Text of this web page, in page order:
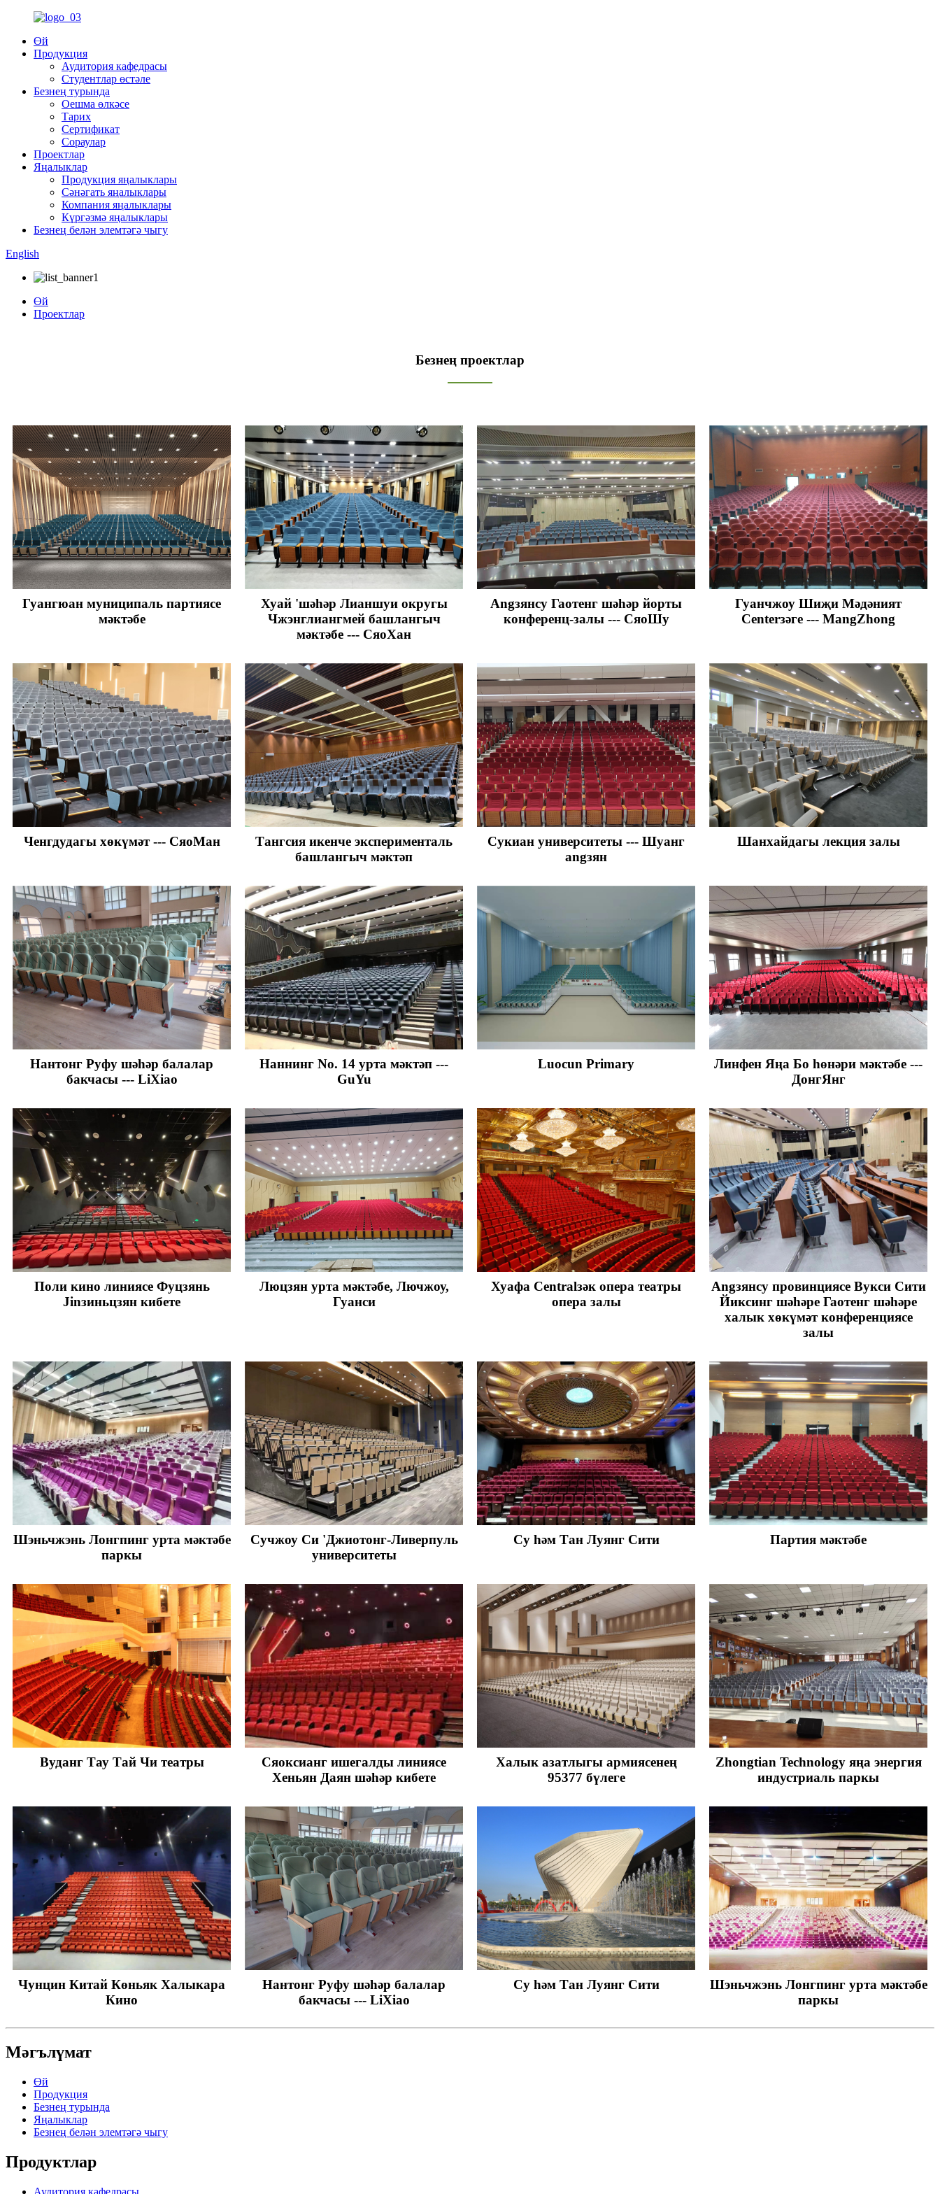
Өй
Продукция
Аудитория кафедрасы
Студентлар өстәле
Безнең турында
Оешма өлкәсе
Тарих
Сертификат
Сораулар
Проектлар
Яңалыклар
Продукция яңалыклары
Сәнәгать яңалыклары
Компания яңалыклары
Күргәзмә яңалыклары
Безнең белән элемтәгә чыгу
English
Өй
Проектлар
Безнең проектлар
Гуангюан муниципаль партиясе
мәктәбе
Хуай 'шәһәр Лианшуи округы
Чжэнглиангмей башлангыч
мәктәбе --- СяоХан
Angзянсу Гаотенг шәһәр йорты
конференц-залы --- СяоШу
Гуанчжоу Шиҗи Мәдәният
Centerзәге --- MangZhong
Ченгдудагы хөкүмәт --- СяоМан
Тангсия икенче эксперименталь
башлангыч мәктәп
Сукиан университеты --- Шуанг
angзян
Шанхайдагы лекция залы
Нантонг Руфу шәһәр балалар
бакчасы --- LiXiao
Наннинг No. 14 урта мәктәп ---
GuYu
Luocun Primary
Линфен Яңа Бо һөнәри мәктәбе ---
ДонгЯнг
Поли кино линиясе Фуцзянь
Jinзиньцзян кибете
Люцзян урта мәктәбе, Лючжоу,
Гуанси
Хуафа Centralзәк опера театры
опера залы
Angзянсу провинциясе Вукси Сити
Йиксинг шәһәре Гаотенг шәһәре
халык хөкүмәт конференциясе
залы
Шэньчжэнь Лонгпинг урта мәктәбе
паркы
Сучжоу Си 'Джиотонг-Ливерпуль
университеты
Су һәм Тан Луянг Сити Партия мәктәбе
Вуданг Тау Тай Чи театры
Сяоксианг ишегалды линиясе
Хеньян Даян шәһәр кибете
Халык азатлыгы армиясенең
95377 бүлеге
Zhongtian Technology яңа энергия
индустриаль паркы
Чунцин Китай Көньяк Халыкара
Кино
Нантонг Руфу шәһәр балалар
бакчасы --- LiXiao
Су һәм Тан Луянг Сити
Шэньчжэнь Лонгпинг урта мәктәбе
паркы
Мәгълүмат
Өй
Продукция
Безнең турында
Яңалыклар
Безнең белән элемтәгә чыгу
Продуктлар
Аудитория кафедрасы